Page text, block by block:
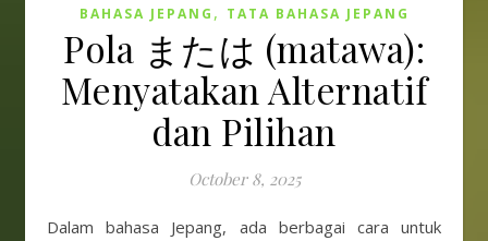
BAHASA JEPANG , TATA BAHASA JEPANG
Pola または (matawa):
Menyatakan Alternatif
dan Pilihan
October 8, 2025
Dalam bahasa Jepang, ada berbagai cara untuk